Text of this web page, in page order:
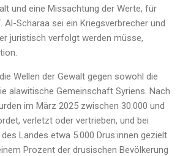
und eine Missachtung der Werte, für
Al-Scharaa sei ein Kriegsverbrecher und
juristisch verfolgt werden müsse,
Wellen der Gewalt gegen sowohl die
alawitische Gemeinschaft Syriens. Nach
im März 2025 zwischen 30.000 und
verletzt oder vertrieben, und bei
Landes etwa 5.000 Drus:innen gezielt
Prozent der drusischen Bevölkerung